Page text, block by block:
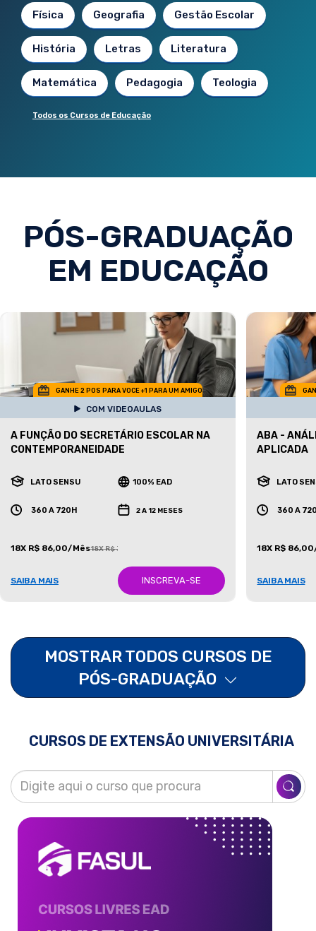
Física Geografia Gestão Escolar
História Letras Literatura
Matemática Pedagogia Teologia
Todos os Cursos de Educação
PÓS-GRADUAÇÃO
EM EDUCAÇÃO
GANHE 2 POS PARA VOCE +1 PARA UM AMIGO
COM VIDEOAULAS
A FUNÇÃO DO SECRETÁRIO ESCOLAR NA
CONTEMPORANEIDADE
LATO SENSU 100% EAD
360 A 720H 2 A 12 MESES
18X R$ 86,00/Mês18X R$ 387,00/Mês
SAIBA MAIS INSCREVA-SE
ABA -
APLICADA
LATO
360 A
18X R$
SAIBA MAIS
MOSTRAR TODOS CURSOS DE
PÓS-GRADUAÇÃO
CURSOS DE EXTENSÃO UNIVERSITÁRIA